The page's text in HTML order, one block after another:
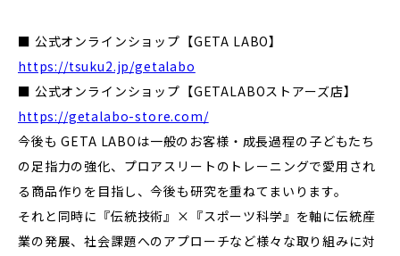
■ 公式オンラインショップ【GETA LABO】
https://tsuku2.jp/getalabo
■ 公式オンラインショップ【GETALABOストアーズ店】
https://getalabo-store.com/
今後も GETA LABOは一般のお客様・成長過程の子どもたち
の足指力の強化、プロアスリートのトレーニングで愛用され
る商品作りを目指し、今後も研究を重ねてまいります。
それと同時に『伝統技術』×『スポーツ科学』を軸に伝統産
業の発展、社会課題へのアプローチなど様々な取り組みに対